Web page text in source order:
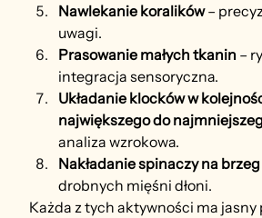
Nawlekanie koralików –
uwagi.
Prasowanie małych tkanin –
integracja sensoryczna.
Układanie klocków w
największego do
analiza wzrokowa.
Nakładanie spinaczy na
drobnych mięśni dłoni.
Każda z tych aktywności ma